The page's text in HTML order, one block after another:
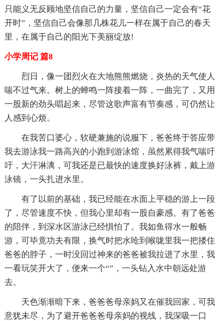
只能义无反顾地坚信自己的力量，坚信自己一定会有“花
开时”，坚信自己会像那几株花儿一样在属于自己的春天
里，在属于自己的阳光下美丽绽放!
小学周记 篇8
烈日，像一团烈火在大地熊熊燃烧，炎热的天气使人
喘不过气来。树上的蝉鸣一阵接着一阵，一曲完了，又用
一股新的劲头唱起来，尽管这歌声富有节奏感，可仍然让
人感到心烦。
在我苦口婆心，软硬兼施的说服下，爸爸终于答应带
我去游泳我一路高兴的小跑到游泳馆，虽然累得我气喘吁
吁，大汗淋漓，可我还是已最快的速度换好泳裤，戴上游
泳镜，一头扎进水里。
有了以前的基础，我已经能在水面上平稳的游上一段
了，尽管速度不快，但我心里却有一股自豪感。有了爸爸
的陪伴，到深水区游泳已经惧怕了。我如鱼得水一般畅
游，可毕竟功夫有限，换气时把水呛到喉咙里我一把搂住
爸爸的脖子，一时没回过神来的爸爸被我拉进了水里，我
一看玩笑开大了，便来一个“”，一头钻入水中朝远处游
去。
天色渐渐暗下来，爸爸爸母亲妈又在催我回家，可我
意犹未尽，为了避开爸爸爸母亲妈的视线，我深吸一口